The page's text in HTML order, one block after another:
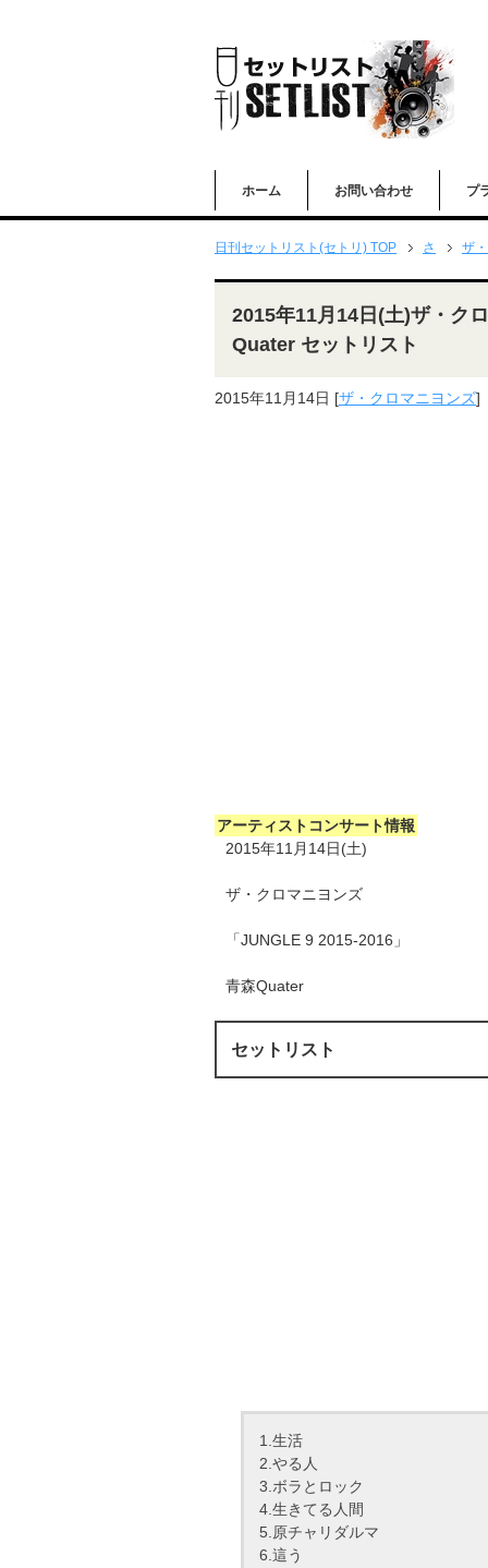
ホーム お問い合わせ プ
日刊セットリスト(セトリ) TOP さ ザ
2015年11月14日(土)ザ・ク
Quater セットリスト
2015年11月14日 [ザ・クロマニヨンズ]
アーティストコンサート情報
2015年11月14日(土)
ザ・クロマニヨンズ
「JUNGLE 9 2015-2016」
青森Quater
セットリスト
1.生活
2.やる人
3.ボラとロック
4.生きてる人間
5.原チャリダルマ
6.這う